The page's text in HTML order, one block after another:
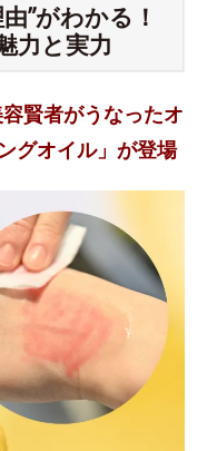
”がわかる！
力と実力
賢者がうなったオ
グオイル」が登場